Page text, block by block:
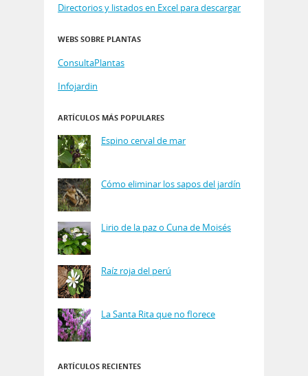
Directorios y listados en Excel para descargar
WEBS SOBRE PLANTAS
ConsultaPlantas
Infojardin
ARTÍCULOS MÁS POPULARES
Espino cerval de mar
Cómo eliminar los sapos del jardín
Lirio de la paz o Cuna de Moisés
Raíz roja del perú
La Santa Rita que no florece
ARTÍCULOS RECIENTES